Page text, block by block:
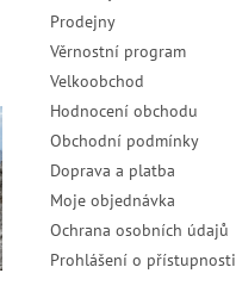
Prodejny
Věrnostní program
Velkoobchod
Hodnocení obchodu
Obchodní podmínky
Doprava a platba
Moje objednávka
Ochrana osobních údajů
Prohlášení o přístupnosti